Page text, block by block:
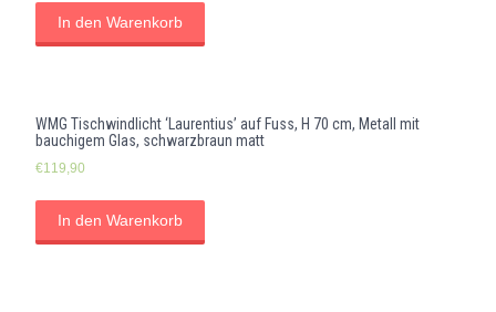
In den Warenkorb
WMG Tischwindlicht ‘Laurentius’ auf Fuss, H 70 cm, Metall mit
bauchigem Glas, schwarzbraun matt
€119,90
In den Warenkorb